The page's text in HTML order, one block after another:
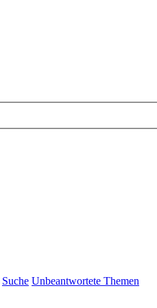
Suche Unbeantwortete Themen